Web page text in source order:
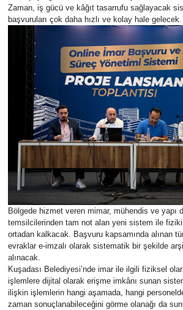
Zaman, iş gücü ve kâğıt tasarrufu sağlayacak
başvuruları çok daha hızlı ve kolay hale gelecek.
Bölgede hizmet veren mimar, mühendis ve yapı
temsilcilerinden tam not alan yeni sistem ile
ortadan kalkacak. Başvuru kapsamında alınan
evraklar e-imzalı olarak sistematik bir şekilde
alınacak.
Kuşadası Belediyesi’nde imar ile ilgili fiziksel
işlemlere dijital olarak erişme imkânı sunan
ilişkin işlemlerin hangi aşamada, hangi
zaman sonuçlanabileceğini görme olanağı da